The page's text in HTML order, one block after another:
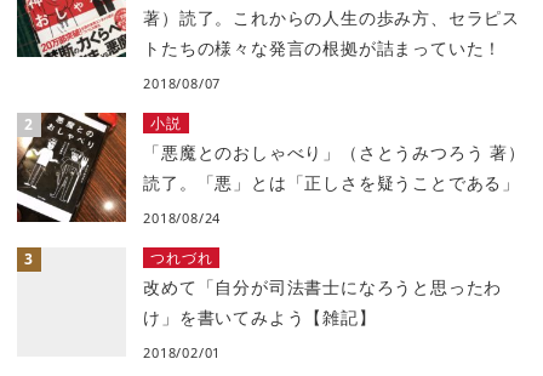
著）読了。これからの人生の歩み方、セラピス
トたちの様々な発言の根拠が詰まっていた！
2018/08/07
小説
「悪魔とのおしゃべり」（さとうみつろう 著）
読了。「悪」とは「正しさを疑うことである」
2018/08/24
つれづれ
改めて「自分が司法書士になろうと思ったわ
け」を書いてみよう【雑記】
2018/02/01